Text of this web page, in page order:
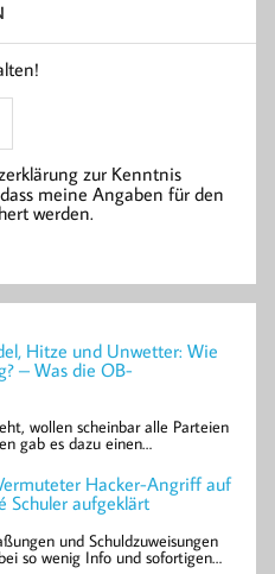
zur Kenntnis
meine Angaben für den
werden.
Hitze und Unwetter: Wie
– Was die OB-
wollen scheinbar alle Parteien
gab es dazu einen…
Hacker-Angriff auf
Schuler aufgeklärt
und Schuldzuweisungen
so wenig Info und sofortigen…